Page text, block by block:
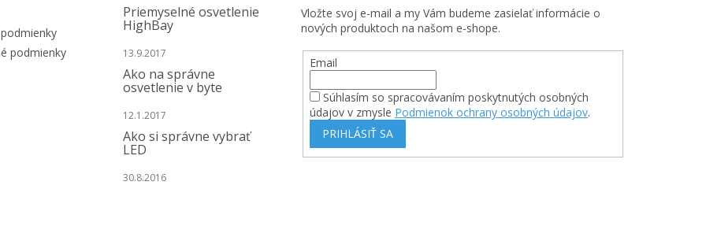
podmienky
Priemyselné osvetlenie
HighBay
13.9.2017
Ako na správne
osvetlenie v byte
12.1.2017
Ako si správne vybrať
LED
30.8.2016
Vložte svoj e-mail a my Vám budeme zasielať informácie o
nových produktoch na našom e-shope.
Email
Súhlasím so spracovávaním poskytnutých osobných
údajov v zmysle Podmienok ochrany osobných údajov.
PRIHLÁSIŤ SA